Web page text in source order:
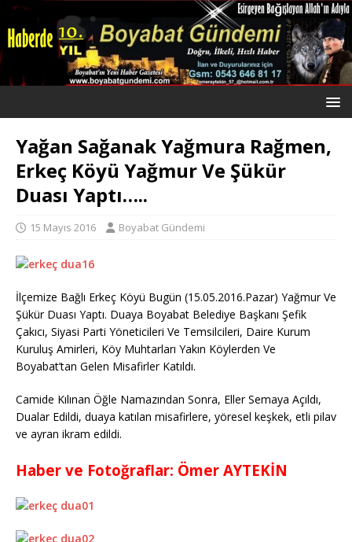
Yağan Sağanak Yağmura Rağmen,
Erkeç Köyü Yağmur Ve Şükür
Duası Yaptı…..
15 Mayıs 2016 Boyabat Gündemi
İlçemize Bağlı Erkeç Köyü Bugün (15.05.2016.Pazar) Yağmur Ve
Şükür Duası Yaptı. Duaya Boyabat Belediye Başkanı Şefik
Çakıcı, Siyasi Parti Yöneticileri Ve Temsilcileri, Daire Kurum
Kuruluş Amirleri, Köy Muhtarları Yakın Köylerden Ve
Boyabat’tan Gelen Misafirler Katıldı.
Camide Kılınan Öğle Namazından Sonra, Eller Semaya Açıldı,
Dualar Edildi, duaya katılan misafirlere, yöresel keşkek, etli pilav
ve ayran ikram edildi.
Haber ve Fotoğraflar: Ömer AYTEKİN